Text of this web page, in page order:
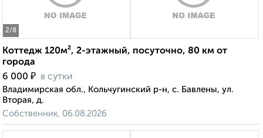
2/8
Коттедж 120м², 2-этажный, посуточно, 80 км от
города
6 000 ₽ в сутки
Владимирская обл., Кольчугинский р-н, с. Бавлены, ул.
Вторая, д.
Собственник, 06.08.2026